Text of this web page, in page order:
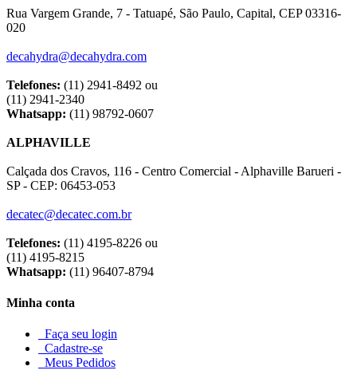
Rua Vargem Grande, 7 - Tatuapé, São Paulo, Capital, CEP 03316-
020
decahydra@decahydra.com
Telefones: (11) 2941-8492 ou
(11) 2941-2340
Whatsapp: (11) 98792-0607
ALPHAVILLE
Calçada dos Cravos, 116 - Centro Comercial - Alphaville Barueri -
SP - CEP: 06453-053
decatec@decatec.com.br
Telefones: (11) 4195-8226 ou
(11) 4195-8215
Whatsapp: (11) 96407-8794
Minha conta
Faça seu login
Cadastre-se
Meus Pedidos